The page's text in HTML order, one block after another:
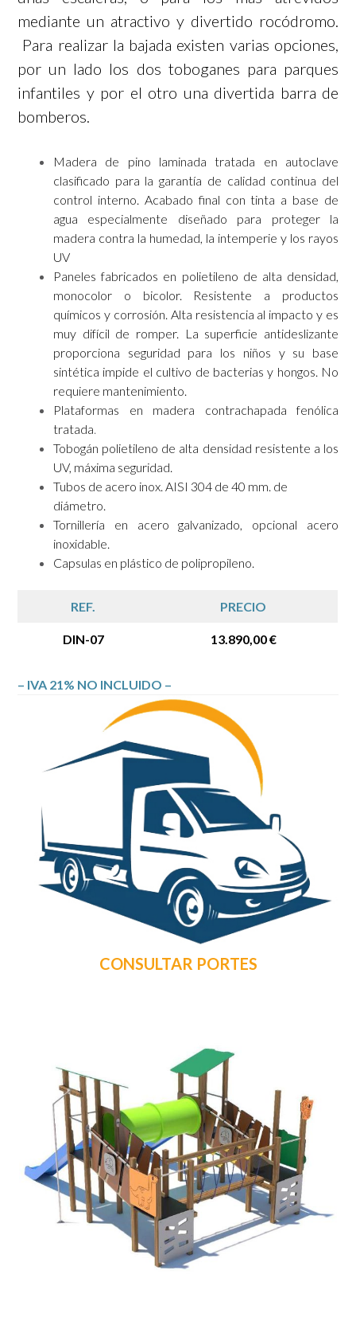
mediante un atractivo y divertido rocódromo.
Para realizar la bajada existen varias opciones,
por un lado los dos toboganes para parques
infantiles y por el otro una divertida barra de
bomberos.
Madera de pino laminada tratada en autoclave
clasificado para la garantía de calidad continua del
control interno. Acabado final con tinta a base de
agua especialmente diseñado para proteger la
madera contra la humedad, la intemperie y los rayos
UV
Paneles fabricados en polietileno de alta densidad,
monocolor o bicolor. Resistente a productos
químicos y corrosión. Alta resistencia al impacto y es
muy difícil de romper. La superficie antideslizante
proporciona seguridad para los niños y su base
sintética impide el cultivo de bacterias y hongos. No
requiere mantenimiento.
Plataformas en madera contrachapada fenólica
tratada
Tobogán polietileno de alta densidad resistente a los
UV, máxima seguridad.
Tubos de acero inox. AISI 304 de 40 mm. de
diámetro.
Tornillería en acero galvanizado, opcional acero
inoxidable.
Capsulas en plástico de polipropileno.
REF. PRECIO
DIN-07 13.890,00 €
– IVA 21% NO INCLUIDO –
CONSULTAR PORTES